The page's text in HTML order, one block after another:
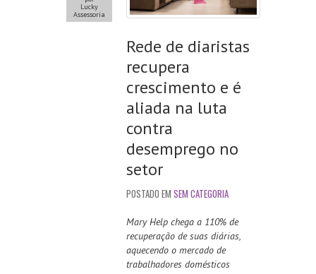
Lucky
Assessoria
Rede de diaristas
recupera
crescimento e é
aliada na luta
contra
desemprego no
setor
POSTADO EM SEM CATEGORIA
Mary Help chega a 110% de
recuperação de suas diárias,
aquecendo o mercado de
trabalhadores domésticos